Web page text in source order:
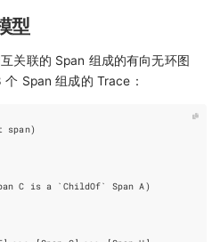
型
关联的 Span 组成的有向无环图
个 Span 组成的 Trace：